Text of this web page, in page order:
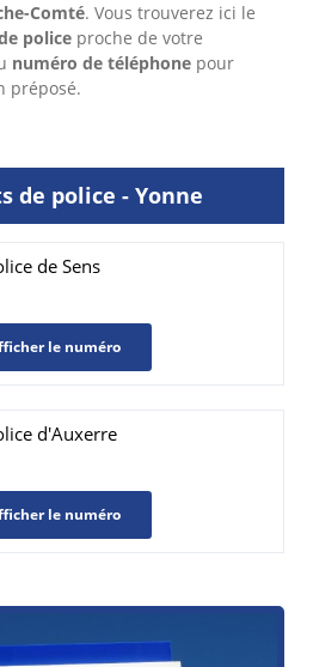
Comté. Vous trouverez ici le
police proche de votre
numéro de téléphone pour
préposé.
de police - Yonne
de Sens
le numéro
d'Auxerre
le numéro